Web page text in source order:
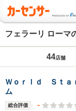
フェラーリ ローマ
44店舗
Ｗｏｒｌｄ Ｓｔａ
ム
総合評価 -